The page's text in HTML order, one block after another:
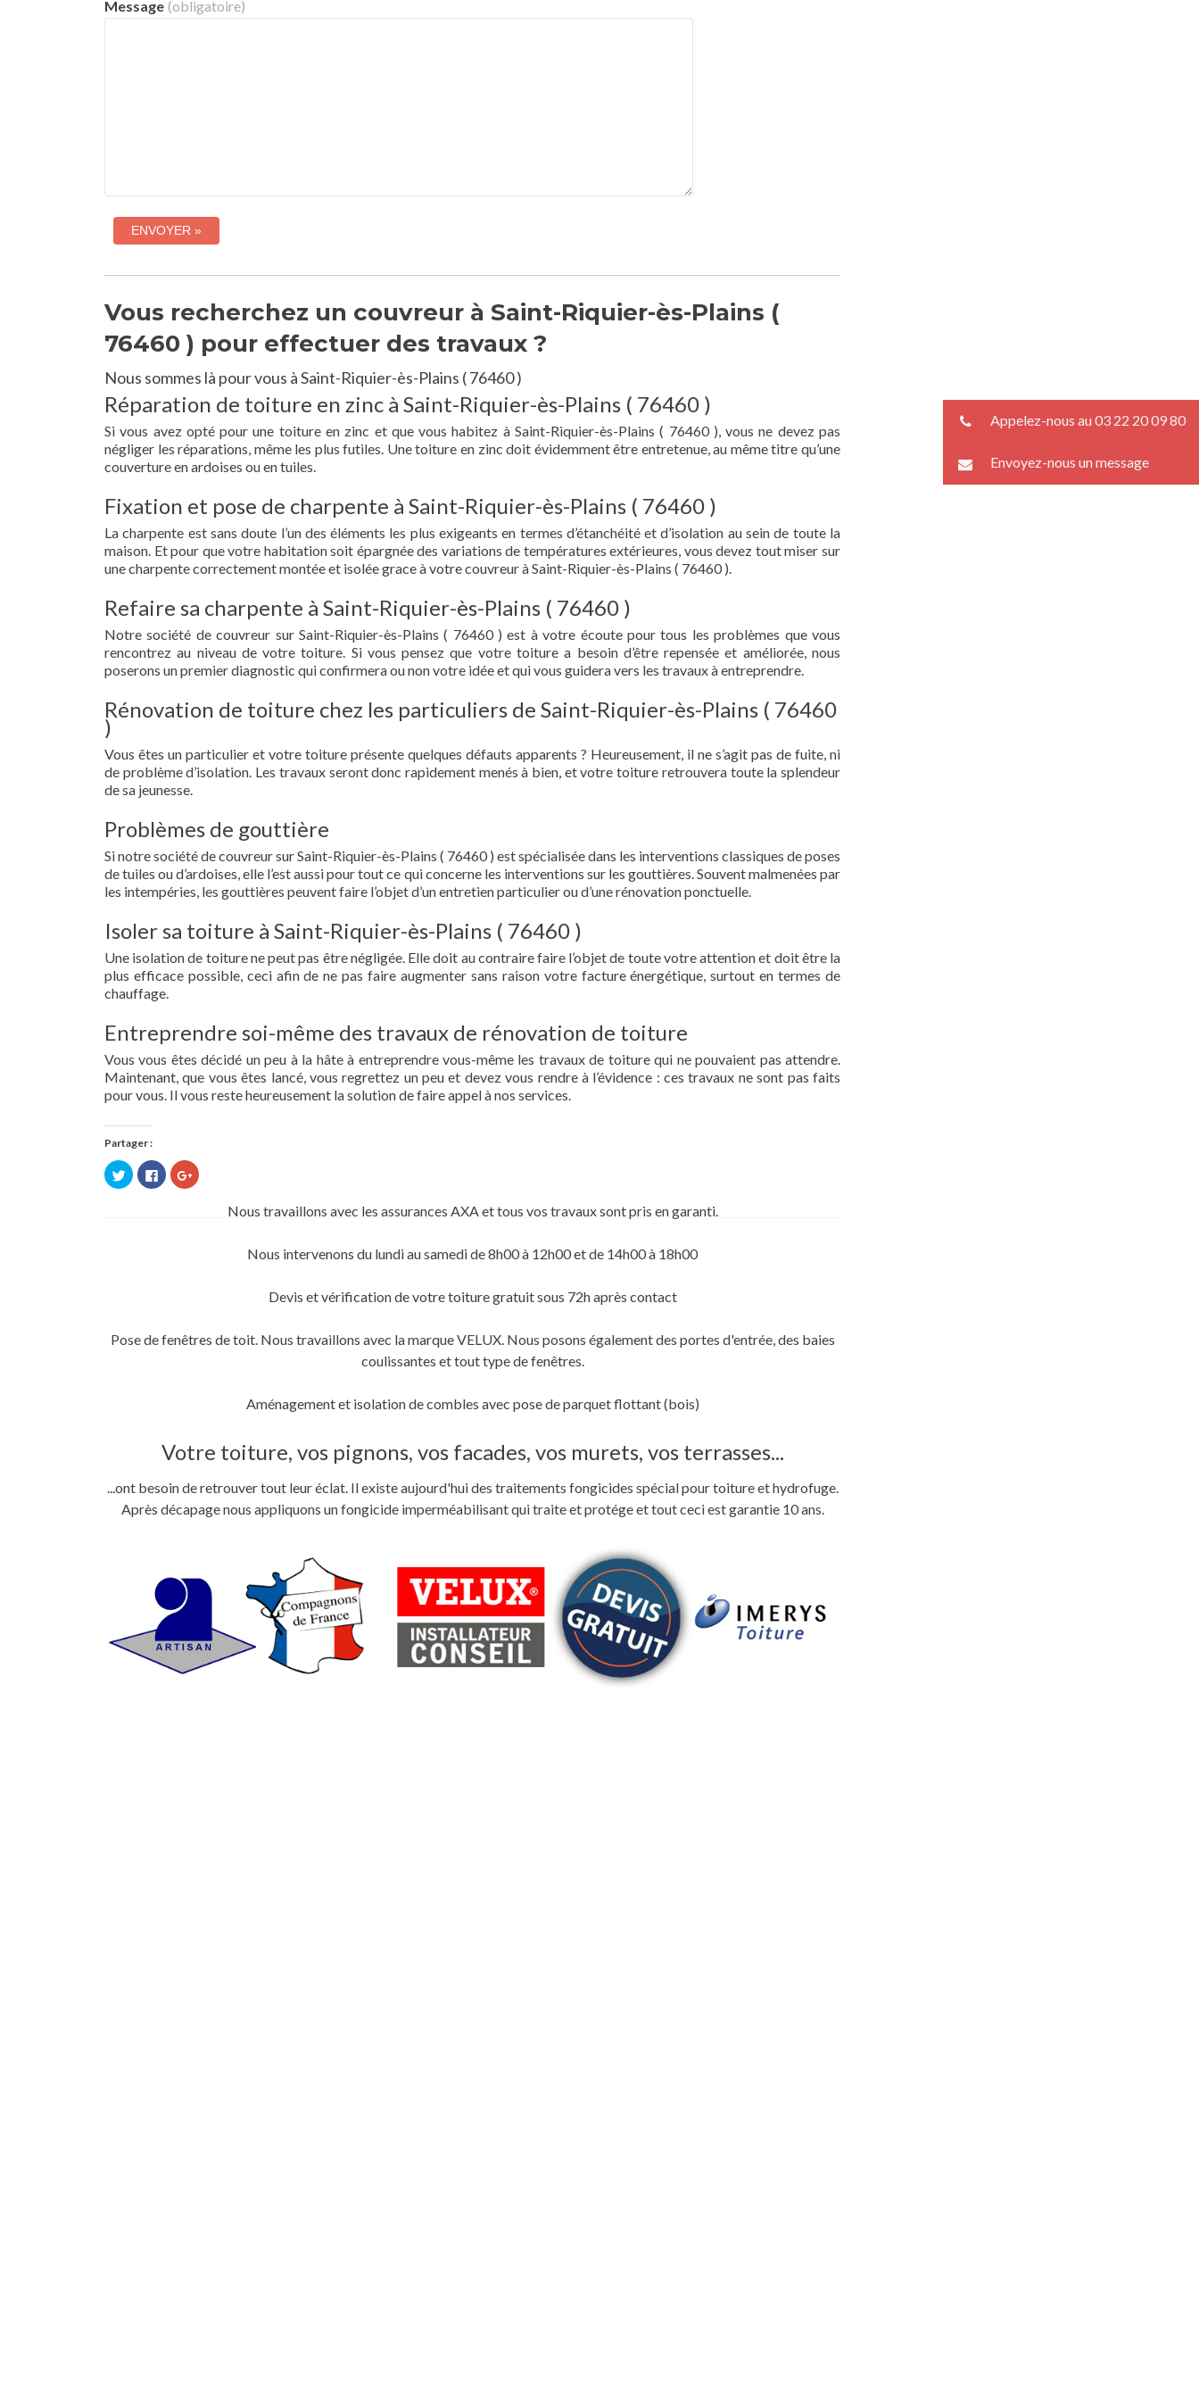
Message (obligatoire)
Vous recherchez un couvreur à Saint-Riquier-ès-Plains (
76460 ) pour effectuer des travaux ?
Nous sommes là pour vous à Saint-Riquier-ès-Plains ( 76460 )
Réparation de toiture en zinc à Saint-Riquier-ès-Plains ( 76460 )
Si vous avez opté pour une toiture en zinc et que vous habitez à Saint-Riquier-ès-Plains ( 76460 ), vous ne devez pas
négliger les réparations, même les plus futiles. Une toiture en zinc doit évidemment être entretenue, au même titre qu’une
couverture en ardoises ou en tuiles.
Fixation et pose de charpente à Saint-Riquier-ès-Plains ( 76460 )
La charpente est sans doute l’un des éléments les plus exigeants en termes d’étanchéité et d’isolation au sein de toute la
maison. Et pour que votre habitation soit épargnée des variations de températures extérieures, vous devez tout miser sur
une charpente correctement montée et isolée grace à votre couvreur à Saint-Riquier-ès-Plains ( 76460 ).
Refaire sa charpente à Saint-Riquier-ès-Plains ( 76460 )
Notre société de couvreur sur Saint-Riquier-ès-Plains ( 76460 ) est à votre écoute pour tous les problèmes que vous
rencontrez au niveau de votre toiture. Si vous pensez que votre toiture a besoin d’être repensée et améliorée, nous
poserons un premier diagnostic qui confirmera ou non votre idée et qui vous guidera vers les travaux à entreprendre.
Rénovation de toiture chez les particuliers de Saint-Riquier-ès-Plains ( 76460
)
Vous êtes un particulier et votre toiture présente quelques défauts apparents ? Heureusement, il ne s’agit pas de fuite, ni
de problème d’isolation. Les travaux seront donc rapidement menés à bien, et votre toiture retrouvera toute la splendeur
de sa jeunesse.
Problèmes de gouttière
Si notre société de couvreur sur Saint-Riquier-ès-Plains ( 76460 ) est spécialisée dans les interventions classiques de poses
de tuiles ou d’ardoises, elle l’est aussi pour tout ce qui concerne les interventions sur les gouttières. Souvent malmenées par
les intempéries, les gouttières peuvent faire l’objet d’un entretien particulier ou d’une rénovation ponctuelle.
Isoler sa toiture à Saint-Riquier-ès-Plains ( 76460 )
Une isolation de toiture ne peut pas être négligée. Elle doit au contraire faire l’objet de toute votre attention et doit être la
plus efficace possible, ceci afin de ne pas faire augmenter sans raison votre facture énergétique, surtout en termes de
chauffage.
Entreprendre soi-même des travaux de rénovation de toiture
Vous vous êtes décidé un peu à la hâte à entreprendre vous-même les travaux de toiture qui ne pouvaient pas attendre.
Maintenant, que vous êtes lancé, vous regrettez un peu et devez vous rendre à l’évidence : ces travaux ne sont pas faits
pour vous. Il vous reste heureusement la solution de faire appel à nos services.
Partager :
Cliquez
pour
partager
Cliquez
pour
partager
Facebook(ouvre
Cliquez
pour
Google+Nous travaillons avec les assurances AXA et tous vos travaux sont pris en garanti.
Nous intervenons du lundi au samedi de 8h00 à 12h00 et de 14h00 à 18h00
Devis et vérification de votre toiture gratuit sous 72h après contact
Pose de fenêtres de toit. Nous travaillons avec la marque VELUX. Nous posons également des portes d'entrée, des baies
coulissantes et tout type de fenêtres.
Aménagement et isolation de combles avec pose de parquet flottant (bois)
Votre toiture, vos pignons, vos facades, vos murets, vos terrasses...
...ont besoin de retrouver tout leur éclat. Il existe aujourd'hui des traitements fongicides spécial pour toiture et hydrofuge.
Après décapage nous appliquons un fongicide imperméabilisant qui traite et protége et tout ceci est garantie 10 ans.
Appelez-nous au 03 22 20 09 80
Envoyez-nous un message